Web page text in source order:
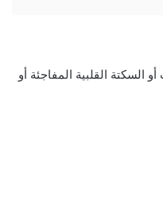
السكتة القلبية المفاجئة أو